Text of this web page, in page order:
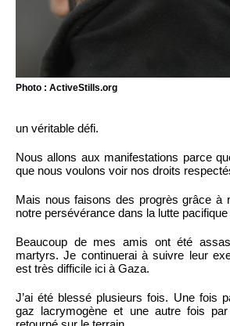
Photo : ActiveStills.org
un véritable défi.
Nous allons aux manifestations parce
que nous voulons voir nos droits
Mais nous faisons des progrès grâce à
notre persévérance dans la lutte
Beaucoup de mes amis ont été
martyrs. Je continuerai à suivre leur
est très difficile ici à Gaza.
J’ai été blessé plusieurs fois. Une fois
gaz lacrymogène et une autre fois